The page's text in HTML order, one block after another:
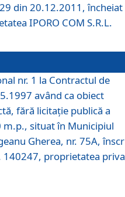
din 20.12.2011, încheiat
IPORO COM S.R.L.
nr. 1 la Contractul de
având ca obiect
fără licitație publică a
situat în Municipiul
Gherea, nr. 75A,
140247, proprietatea